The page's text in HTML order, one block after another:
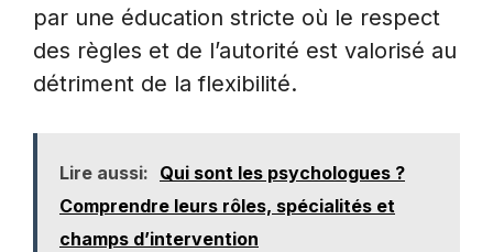
par une éducation stricte où le respect
des règles et de l’autorité est valorisé au
détriment de la flexibilité.
Lire aussi: Qui sont les psychologues ?
Comprendre leurs rôles, spécialités et
champs d’intervention